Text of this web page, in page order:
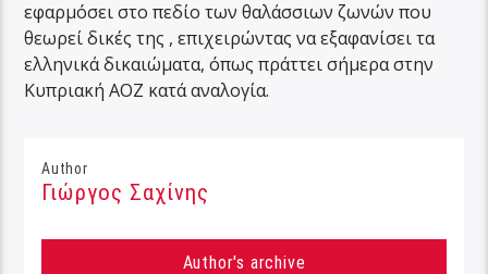
εφαρμόσει στο πεδίο των θαλάσσιων ζωνών που
θεωρεί δικές της , επιχειρώντας να εξαφανίσει τα
ελληνικά δικαιώματα, όπως πράττει σήμερα στην
Κυπριακή ΑΟΖ κατά αναλογία.
Author
Γιώργος Σαχίνης
Author's archive